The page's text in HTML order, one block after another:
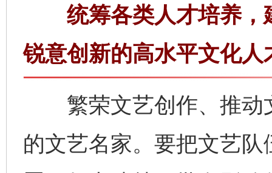
统筹各类人才培养，
锐意创新的高水平文化人
繁荣文艺创作、推动
的文艺名家。要把文艺